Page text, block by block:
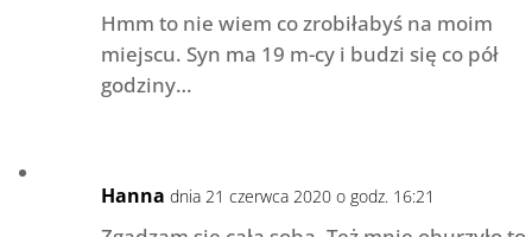
Hmm to nie wiem co zrobiłabyś na moim
miejscu. Syn ma 19 m-cy i budzi się co pół
godziny…
Hanna dnia 21 czerwca 2020 o godz. 16:21